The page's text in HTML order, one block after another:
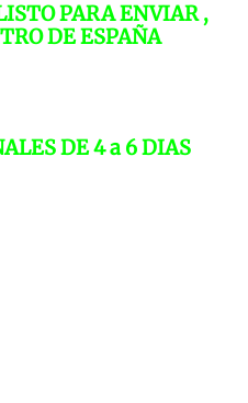
PARA ENVIAR ,
DE ESPAÑA
DE 4 a 6 DIAS